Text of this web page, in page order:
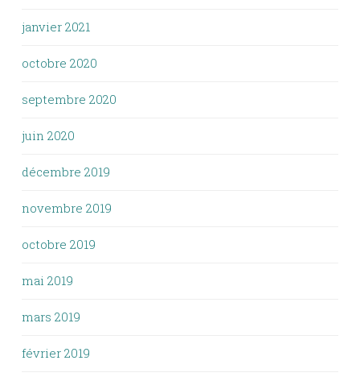
janvier 2021
octobre 2020
septembre 2020
juin 2020
décembre 2019
novembre 2019
octobre 2019
mai 2019
mars 2019
février 2019